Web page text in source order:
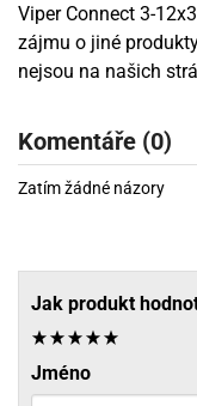
Viper Connect 3-
zájmu o jiné
nejsou na našich
Komentáře (0)
Zatím žádné názory
Jak produkt
Jméno